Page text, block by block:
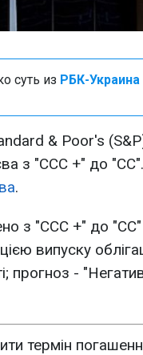
суть из РБК-Украина
& Poor's
з "ССС +" до
.
з "ССС +" до
випуску
прогноз -
термін